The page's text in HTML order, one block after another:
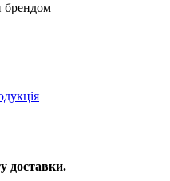
брендом
доставки.